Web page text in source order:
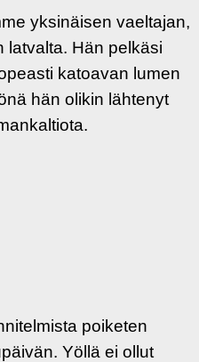
yksinäisen vaeltajan,
latvalta. Hän pelkäsi
katoavan lumen
hän olikin lähtenyt
poiketen
Yöllä ei ollut